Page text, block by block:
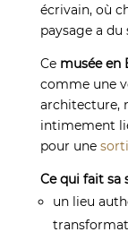
écrivain, où
paysage a du
Ce musée en
comme une
architecture,
intimement
pour une
Ce qui fait sa
un lieu